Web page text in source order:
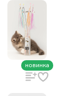
новинка